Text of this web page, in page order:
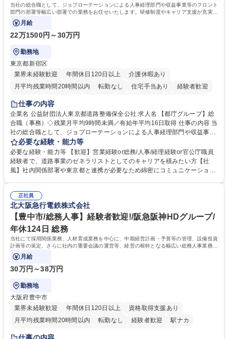
当社の総合職として、ジョブローテーションによる人事経理部門や収益事業等のフロント
部門の部署等幅広い部署での業務をお任せいたします。研修制度やキャリア支援が充実し
ております！ ※下記業務詳細
月給
22万1500円～30万円
勤務地
東京都新宿区
業界未経験歓迎
年間休日120日以上
介護休暇あり
月平均残業時間20時間以内
転勤なし 住宅手当あり
経験者歓迎
研修あり
退職金あり
駅近5分以内
資格取得手当あり 食事補助あり
仕事の内容
企業名 公益財団法人東京都道路整備保全公社 求人名 【都庁グループ】総
合職（事務）◇残業月平均9時間未満／有給年平均16日取得 仕事の内容 当
社の総合職として、ジョブローテーションによる人事経理部門や収益事業
等のフロント部門の部署等幅広い部署での業務をお任せいたします。研修
制度やキャリア支援が充実しております！ ※下記業務詳細 【業務詳細】■
管理部門：広報、人事、経理など当公社の運営に係る管理業務 ■収益部
門：駐車場の新規開拓、管理運営、新宿駅西口広場の「イベントコーナ
道路施設や道路工事現場の見学ツアー事業 ※入社後は上記いずれかの部門
へ配属。※業務内容変更の範囲：会社の定める業務 募集職種 【都庁グル
ープ】総合職（事務）◇残業月平均9時間未満／有給年平均16日取得
必要な経験・能力等
必要な経験・能力等 【歓迎】営業経験or総務/人事/経理経験or官公庁職員
経験者で、道路事業のゼネラリストとしてのキャリアを積みたい方【社
風】社内関係部署や東京都と連携が必要なため綿密にコミュニケーション
部門など多岐に渡る業務を経験できます。 ■様々なプロジェクト：駐車場
事業の他、新宿駅西口広場内に設置された照明を兼ねた広告「ブライトサ
イン」の管理運営を行うなど、事業収益を生み出す活動を積極的に行って
います。 学歴・資格 学歴：大学院 大学 高専 短大 専修学校 高校 語学力：
資格：
正社員
北大阪急行電鉄株式会社
【豊中市/総務人事】経験者歓迎!/阪急阪神HDグループ/
年休124日 総務
当社にて採用関係業務、人材育成業務を中心に、中期経営計画・予算等の管理、設備投資
計画等の策定、さらに社内の重要会議の運営等、経営の根幹となる幅広い総務人事業務全
般を担当していただきます。
月給
30万円～38万円
勤務地
大阪府豊中市
業界未経験歓迎
年間休日120日以上
資格取得支援あり
月平均残業時間20時間以内
転勤なし 経験者歓迎
駅ナカ
退職金あり